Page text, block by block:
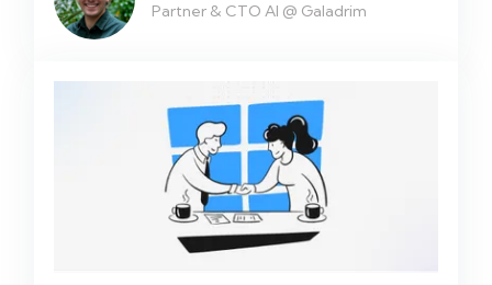
Partner & CTO AI @ Galadrim